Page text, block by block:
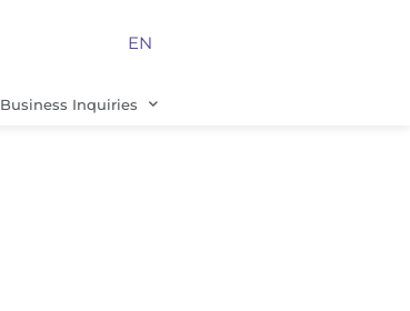
EN
Business Inquiries